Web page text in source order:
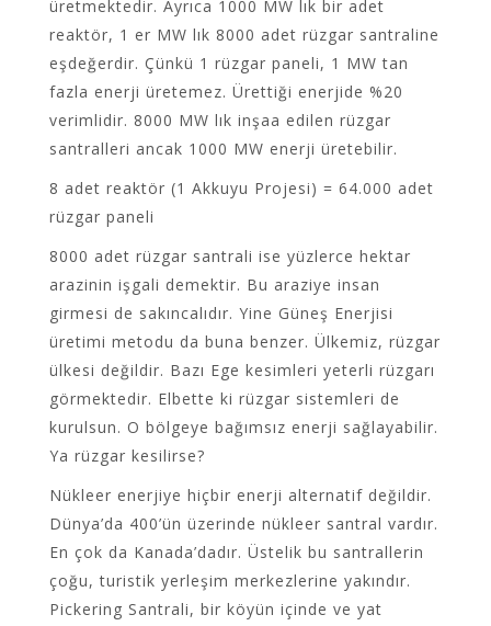
üretmektedir. Ayrıca 1000 MW lık bir adet
reaktör, 1 er MW lık 8000 adet rüzgar santraline
eşdeğerdir. Çünkü 1 rüzgar paneli, 1 MW tan
fazla enerji üretemez. Ürettiği enerjide %20
verimlidir. 8000 MW lık inşaa edilen rüzgar
santralleri ancak 1000 MW enerji üretebilir.
8 adet reaktör (1 Akkuyu Projesi) = 64.000 adet
rüzgar paneli
8000 adet rüzgar santrali ise yüzlerce hektar
arazinin işgali demektir. Bu araziye insan
girmesi de sakıncalıdır. Yine Güneş Enerjisi
üretimi metodu da buna benzer. Ülkemiz, rüzgar
ülkesi değildir. Bazı Ege kesimleri yeterli rüzgarı
görmektedir. Elbette ki rüzgar sistemleri de
kurulsun. O bölgeye bağımsız enerji sağlayabilir.
Ya rüzgar kesilirse?
Nükleer enerjiye hiçbir enerji alternatif değildir.
Dünya’da 400’ün üzerinde nükleer santral vardır.
En çok da Kanada’dadır. Üstelik bu santrallerin
çoğu, turistik yerleşim merkezlerine yakındır.
Pickering Santrali, bir köyün içinde ve yat